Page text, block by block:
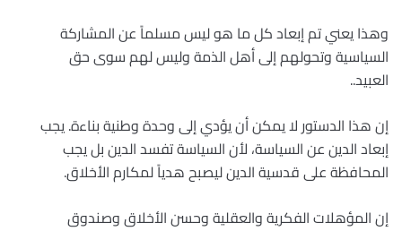
وهذا يعني تم إبعاد كل ما هو ليس مسلماً عن المشاركة
السياسية وتحولهم إلى أهل الذمة وليس لهم سوى حق
العبيد..
إن هذا الدستور لا يمكن أن يؤدي إلى وحدة وطنية بناءة. يجب
إبعاد الدين عن السياسة، لأن السياسة تفسد الدين بل يجب
المحافظة على قدسية الدين ليصبح هدياً لمكارم الأخلاق.
إن المؤهلات الفكرية والعقلية وحسن الأخلاق وصندوق